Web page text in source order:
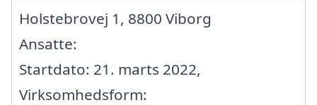
Holstebrovej 1, 8800 Viborg
Ansatte:
Startdato: 21. marts 2022,
Virksomhedsform: